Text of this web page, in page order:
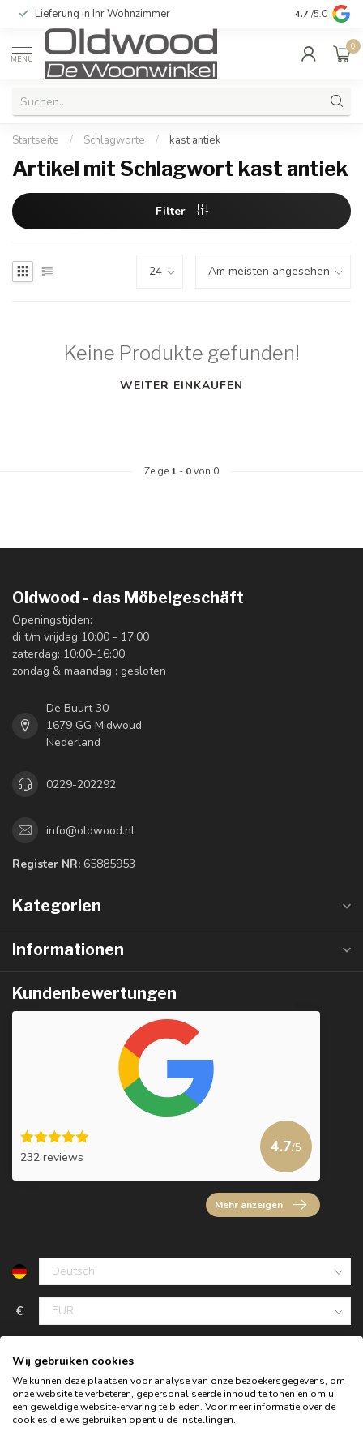
Lieferung in Ihr Wohnzimmer Qualität und
4.7 /5.0
MENU
0
Startseite / Schlagworte / kast antiek
Artikel mit Schlagwort kast antiek
Filter
Keine Produkte gefunden!
WEITER EINKAUFEN
Zeige 1 - 0von 0
Oldwood - das Möbelgeschäft
Openingstijden:
di t/m vrijdag 10:00 - 17:00
zaterdag: 10:00-16:00
zondag & maandag : gesloten
De Buurt 30
1679 GG Midwoud
Nederland
0229-202292
info@oldwood.nl
Register NR: 65885953
Kategorien
Informationen
Kundenbewertungen
232 reviews
4.7/5
Mehr anzeigen
€
Wij gebruiken cookies
We kunnen deze plaatsen voor analyse van onze bezoekersgegevens, om
onze website te verbeteren, gepersonaliseerde inhoud te tonen en om u
een geweldige website-ervaring te bieden. Voor meer informatie over de
cookies die we gebruiken opent u de instellingen.